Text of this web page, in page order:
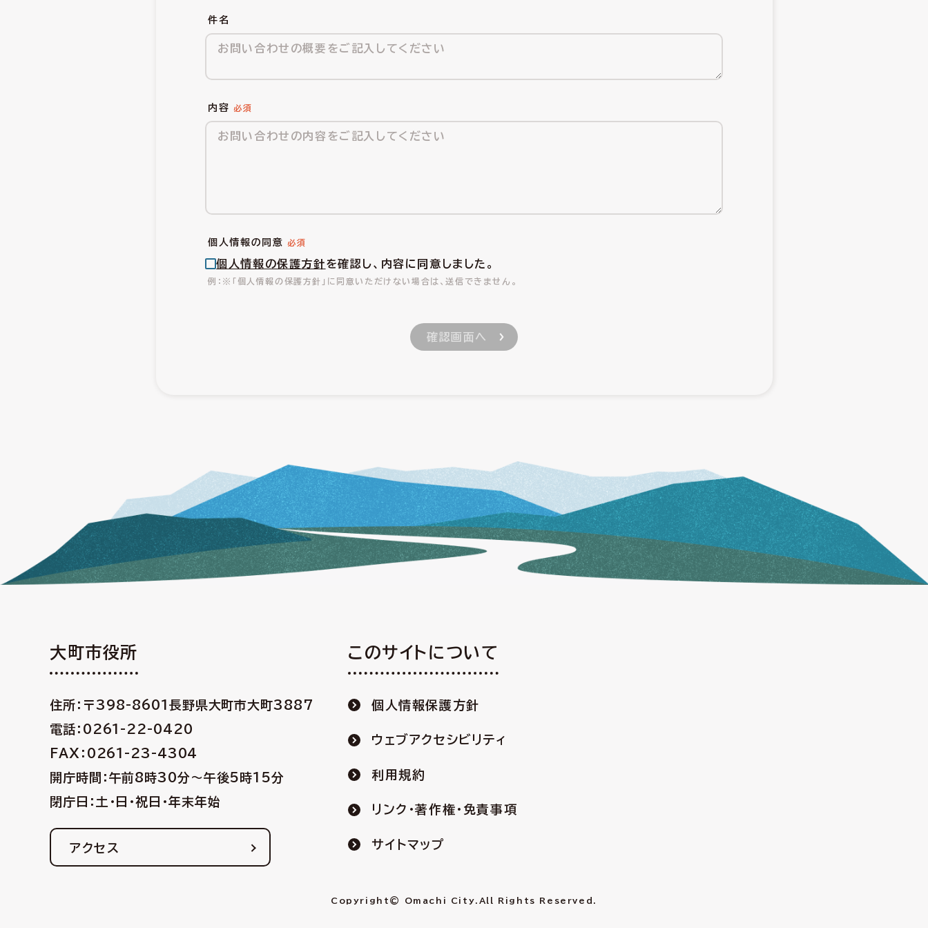
件名
内容
個人情報の同意
個人情報の保護方針を確認し、内容に同意しました。
※「個人情報の保護方針」に同意いただけない場合は、送信できません。
大町市役所
住所：〒398-8601 長野県大町市大町3887
電話：0261-22-0420
FAX：0261-23-4304
開庁時間：午前8時30分〜午後5時15分
閉庁日：土・日・祝日・年末年始
アクセス
このサイトについて
個人情報保護方針
ウェブアクセシビリティ
利用規約
リンク・著作権・免責事項
サイトマップ
Copyright© Omachi City. All Rights Reserved.